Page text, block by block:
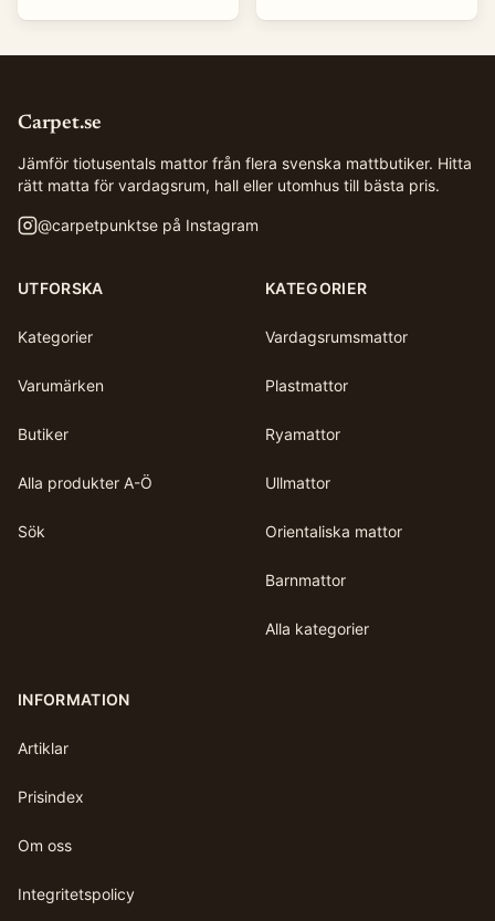
Carpet.se
Jämför tiotusentals mattor från flera svenska mattbutiker. Hitta
rätt matta för vardagsrum, hall eller utomhus till bästa pris.
@carpetpunktse på Instagram
UTFORSKA
Kategorier
Varumärken
Butiker
Alla produkter A-Ö
Sök
KATEGORIER
Vardagsrumsmattor
Plastmattor
Ryamattor
Ullmattor
Orientaliska mattor
Barnmattor
Alla kategorier
INFORMATION
Artiklar
Prisindex
Om oss
Integritetspolicy